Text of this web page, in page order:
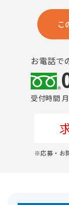
こ
お電話で
受付時間
※応募・お